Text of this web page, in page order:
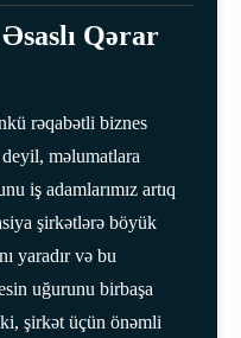
Qərar
rəqabətli biznes
məlumatlara
iş adamlarımız artıq
şirkətlərə böyük
yaradır və bu
uğurunu birbaşa
şirkət üçün önəmli